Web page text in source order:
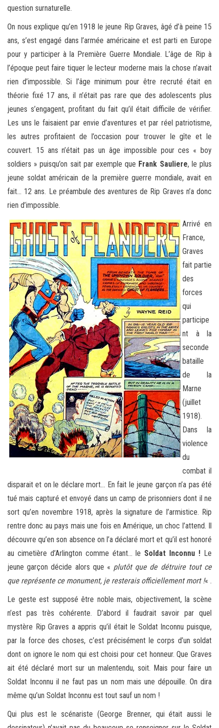
question surnaturelle.
On nous explique qu’en 1918 le jeune Rip Graves, âgé d’à peine 15
ans, s’est engagé dans l’armée américaine et est parti en Europe
pour y participer à la Première Guerre Mondiale. L’âge de Rip à
l’époque peut faire tiquer le lecteur moderne mais la chose n’avait
rien d’impossible. Si l’âge minimum pour être recruté était en
théorie fixé 17 ans, il n’était pas rare que des adolescents plus
jeunes s’engagent, profitant du fait qu’il était difficile de vérifier.
Les uns le faisaient par envie d’aventures et par réel patriotisme,
les autres profitaient de l’occasion pour trouver le gîte et le
couvert. 15 ans n’était pas un âge impossible pour ces « boy
soldiers » puisqu’on sait par exemple que Frank Sauliere, le plus
jeune soldat américain de la première guerre mondiale, avait en
fait… 12 ans. Le préambule des aventures de Rip Graves n’a donc
rien d’impossible.
Arrivé en
France,
Graves
fait partie
des
forces
qui
participe
nt à la
seconde
bataille
de la
Marne
(juillet
1918).
Dans la
violence
du
combat il
disparait et on le déclare mort… En fait le jeune garçon n’a pas été
tué mais capturé et envoyé dans un camp de prisonniers dont il ne
sort qu’en novembre 1918, après la signature de l’armistice. Rip
rentre donc au pays mais une fois en Amérique, un choc l’attend. Il
découvre qu’en son absence on l’a déclaré mort et qu’il est honoré
au cimetière d’Arlington comme étant… le Soldat Inconnu ! Le
jeune garçon décide alors que « plutôt que de détruire tout ce
que représente ce monument, je resterais officiellement mort !« .
Le geste est supposé être noble mais, objectivement, la scène
n’est pas très cohérente. D’abord il faudrait savoir par quel
mystère Rip Graves a appris qu’il était le Soldat Inconnu puisque,
par la force des choses, c’est précisément le corps d’un soldat
dont on ignore le nom qui est choisi pour cet honneur. Que Graves
ait été déclaré mort sur un malentendu, soit. Mais pour faire un
Soldat Inconnu il ne faut pas un nom mais une dépouille. On dira
même qu’un Soldat Inconnu est tout sauf un nom !
Qui plus est le scénariste (George Brenner, qui était aussi le